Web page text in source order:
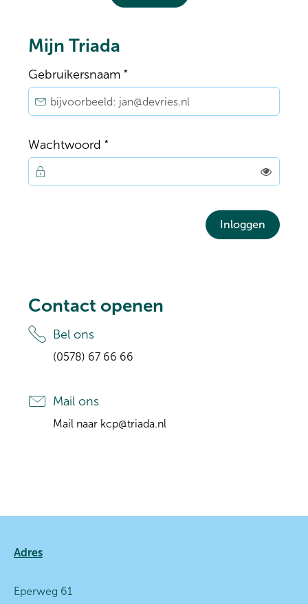
Mijn Triada
Gebruikersnaam *
Wachtwoord *
Inloggen
Contact openen
Bel ons
(0578) 67 66 66
Mail ons
Mail naar kcp@triada.nl
Contactinformatie
Adres
Eperweg 61